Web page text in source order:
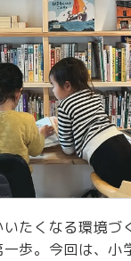
たくなる環境づ
歩。今回は、小